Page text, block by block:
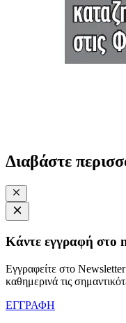
Διαβάστε
Κάντε εγγραφή στο
Εγγραφείτε στο
καθημερινά τις
ΕΓΓΡΑΦΗ